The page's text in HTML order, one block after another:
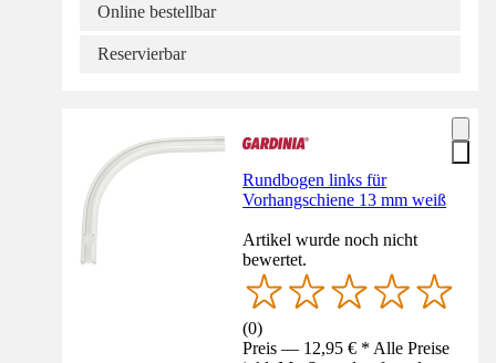
Online bestellbar
Reservierbar
Rundbogen links für
Vorhangschiene 13 mm weiß
Artikel wurde noch nicht
bewertet.
(0)
Preis — 12,95 € * Alle Preise